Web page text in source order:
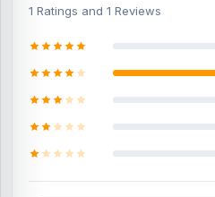
1 Ratings and 1 Reviews